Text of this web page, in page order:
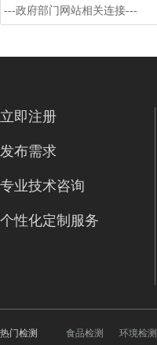
立即注册
发布需求
专业技术咨询
个性化定制服务
热门检测 食品检测 环境检测